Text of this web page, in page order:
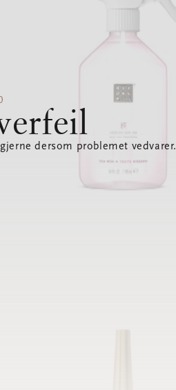
dersom problemet vedvarer.